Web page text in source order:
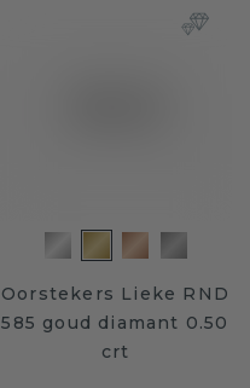
Oorstekers Lieke RND
585 goud diamant 0.50
crt